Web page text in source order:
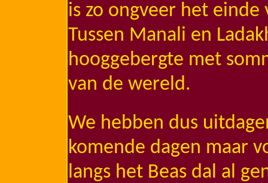
is zo ongveer het
Tussen Manali en
hooggebergte met
van de wereld.
We hebben dus
komende dagen maar
langs het Beas dal al